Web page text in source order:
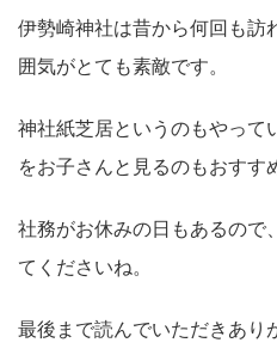
伊勢崎神社は昔から何回も訪
囲気がとても素敵です。
神社紙芝居というのもやって
をお子さんと見るのもおすす
社務がお休みの日もあるので
てくださいね。
最後まで読んでいただきあり